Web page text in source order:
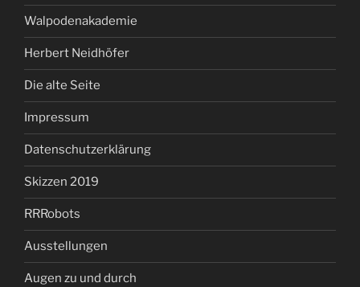
Walpodenakademie
Herbert Neidhöfer
Die alte Seite
Impressum
Datenschutzerklärung
Skizzen 2019
RRRobots
Ausstellungen
Augen zu und durch